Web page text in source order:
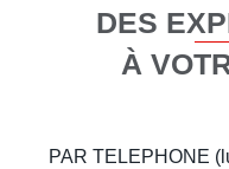
DES
À
PAR TELEPHONE